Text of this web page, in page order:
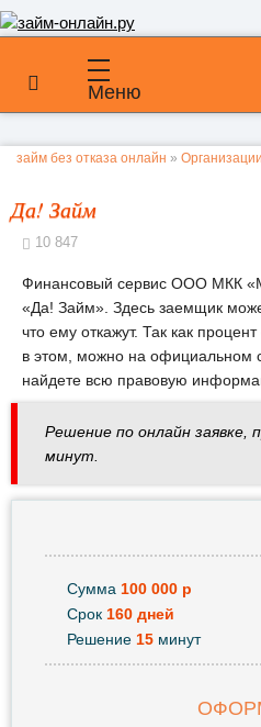
Меню
займ без отказа онлайн »
Да! Займ
10 847
Финансовый сервис ООО МКК
«Да! Займ». Здесь заемщик
что ему откажут. Так как
в этом, можно на официальном
найдете всю правовую
Решение по онлайн заявке,
минут.
Сумма 100 000 р
Срок 160 дней
Решение 15 минут